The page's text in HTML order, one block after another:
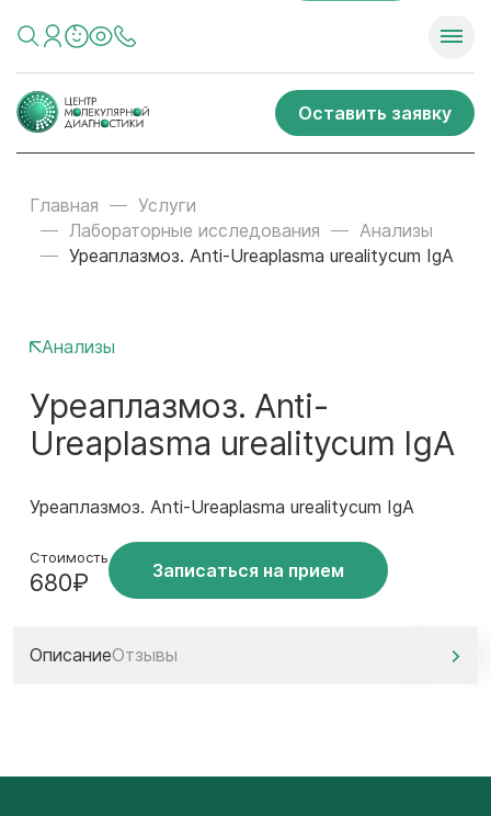
Оставить заявку
Главная
Услуги
Лабораторные исследования
Анализы
Уреаплазмоз. Anti-Ureaplasma urealitycum IgA
Анализы
Уреаплазмоз. Anti-
Ureaplasma urealitycum IgA
Уреаплазмоз. Anti-Ureaplasma urealitycum IgA
Стоимость
680₽ Записаться на прием
ОписаниеОтзывы